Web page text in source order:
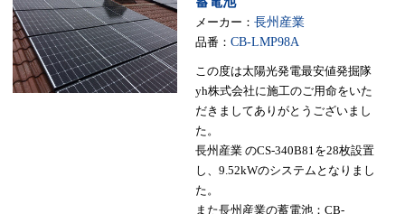
メーカー： 長州産業
品番： CB-LMP98A
この度は太陽光発電最安値発掘隊
yh株式会社に施工のご用命をいた
だきましてありがとうございまし
た。
長州産業 のCS-340B81を28枚設置
し、9.52kWのシステムとなりまし
た。
また長州産業の蓄電池：CB-